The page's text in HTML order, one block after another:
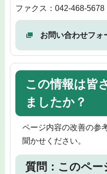
ファクス：042-468-5678
お問い合わせフォ
この情報は皆
ましたか？
ページ内容の改善の参
聞かせください。
質問：このペー